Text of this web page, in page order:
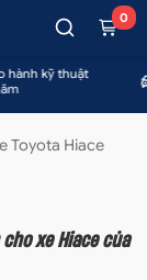
0
kỹ thuật
Toyota Hiace
xe Hiace của